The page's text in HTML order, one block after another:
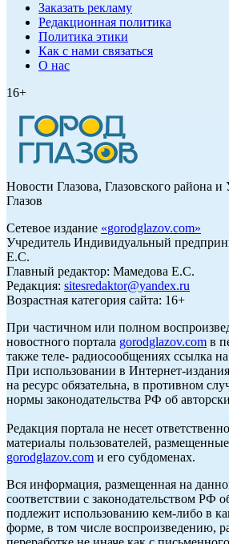
Заказать рекламу
Редакционная политика
Политика этики
Как с нами связаться
О нас
16+
Новости Глазова, Глазовского района
Глазов
Сетевое издание «gorodglazov.com»
Учредитель Индивидуальный
Е.С.
Главный редактор: Мамедова Е.С.
Редакция: sitesredaktor@yandex.ru
Возрастная категория сайта: 16+
При частичном или полном
новостного портала gorodglazov.com в
также теле- радиосообщениях ссылка на
При использовании в Интернет-
на ресурс обязательна, в противном
нормы законодательства РФ об
Редакция портала не несет
материалы пользователей,
gorodglazov.com и его субдоменах.
Вся информация, размещенная на
соответствии с законодательством РФ
подлежит использованию кем-либо в
форме, в том числе воспроизведению,